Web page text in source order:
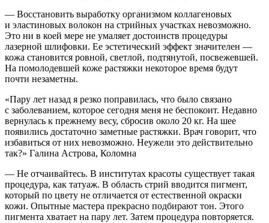
— Восстановить выработку организмом коллагеновых
и эластиновых волокон на стрийных участках невозможно.
Это ни в коей мере не умаляет достоинств процедуры
лазерной шлифовки. Ее эстетический эффект значителен —
кожа становится ровной, светлой, подтянутой, посвежевшей.
На помолодевшей коже растяжки некоторое время будут
почти незаметны.
«Пару лет назад я резко поправилась, что было связано
с заболеванием, которое сегодня меня не беспокоит. Недавно
вернулась к прежнему весу, сбросив около 20 кг. На шее
появились достаточно заметные растяжки. Врач говорит, что
избавиться от них невозможно. Неужели это действительно
так?» Галина Астрова, Коломна
— Не отчаивайтесь. В институтах красоты существует такая
процедура, как татуаж. В область стрий вводится пигмент,
который по цвету не отличается от естественной окраски
кожи. Опытные мастера прекрасно подбирают тон. Этого
пигмента хватает на пару лет. Затем процедура повторяется.